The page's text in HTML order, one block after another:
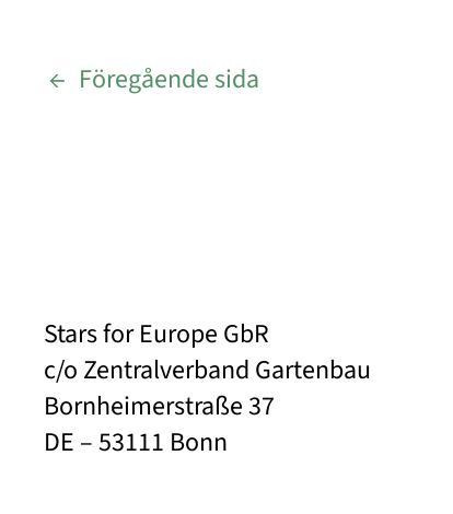
← Föregående sida
Stars for Europe GbR
c/o Zentralverband Gartenbau
Bornheimerstraße 37
DE – 53111 Bonn